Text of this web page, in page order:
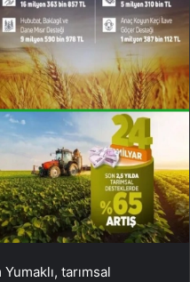
tarımsal